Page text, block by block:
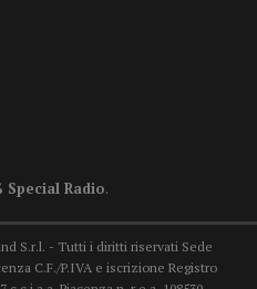
Special Radio.
S.r.l. - Tutti i diritti riservati Sede
C.F./P.IVA e iscrizione Registro